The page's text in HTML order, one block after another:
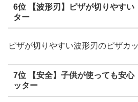
6位 【波形刃】ピザが切りやすい
ター
ピザが切りやすい波形刃のピザカッ
7位 【安全】子供が使っても安心
ッター